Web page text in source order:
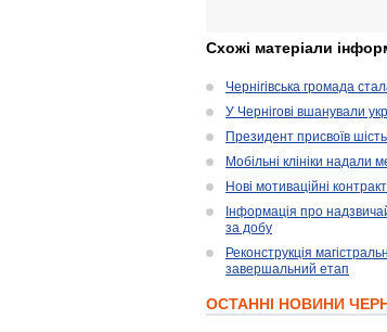
Схожі матеріали
Чернігівська громада
У Чернігові вшанували
Президент присвоїв
Мобільні клініки надали
Нові мотиваційні
Інформація про
за добу
Реконструкція
завершальний етап
ОСТАННІ НОВИНИ